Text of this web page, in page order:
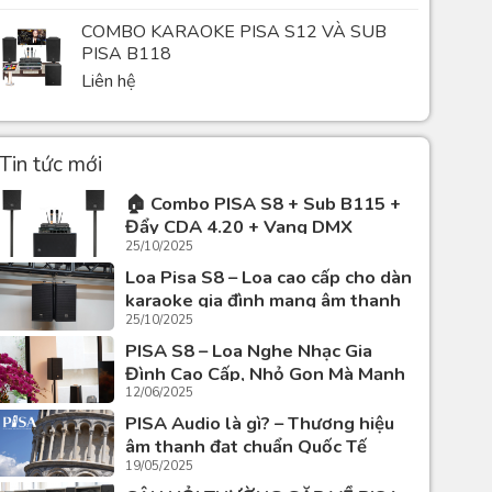
hạng
COMBO KARAOKE PISA S12 VÀ SUB
PISA B118
Liên hệ
Tin tức mới
🏠 Combo PISA S8 + Sub B115 +
Đẩy CDA 4.20 + Vang DMX
DK9900Plus + Mic Vocal 8 – Dàn
Karaoke Gia Đình Cao Cấp, Sang
Trọng Và Đẳng Cấp
25/10/2025
Loa Pisa S8 – Loa cao cấp cho dàn
karaoke gia đình mang âm thanh
chuẩn Italia
25/10/2025
PISA S8 – Loa Nghe Nhạc Gia
Đình Cao Cấp, Nhỏ Gọn Mà Mạnh
Mẽ
12/06/2025
PISA Audio là gì? – Thương hiệu
âm thanh đạt chuẩn Quốc Tế
19/05/2025